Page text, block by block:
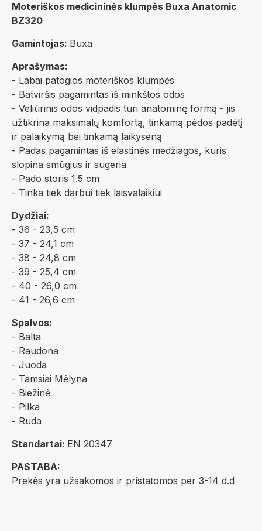
Moteriškos medicininės klumpės Buxa Anatomic
BZ320
Gamintojas: Buxa
Aprašymas:
- Labai patogios moteriškos klumpės
- Batviršis pagamintas iš minkštos odos
- Veliūrinis odos vidpadis turi anatominę formą - jis
užtikrina maksimalų komfortą, tinkamą pėdos padėtį
ir palaikymą bei tinkamą laikyseną
- Padas pagamintas iš elastinės medžiagos, kuris
slopina smūgius ir sugeria
- Pado storis 1.5 cm
- Tinka tiek darbui tiek laisvalaikiui
Dydžiai:
- 36 - 23,5 cm
- 37 - 24,1 cm
- 38 - 24,8 cm
- 39 - 25,4 cm
- 40 - 26,0 cm
- 41 - 26,6 cm
Spalvos:
- Balta
- Raudona
- Juoda
- Tamsiai Mėlyna
- Biežinė
- Pilka
- Ruda
Standartai: EN 20347
PASTABA:
Prekės yra užsakomos ir pristatomos per 3-14 d.d